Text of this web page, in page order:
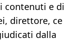
contenuti e di
direttore, ce
dalla